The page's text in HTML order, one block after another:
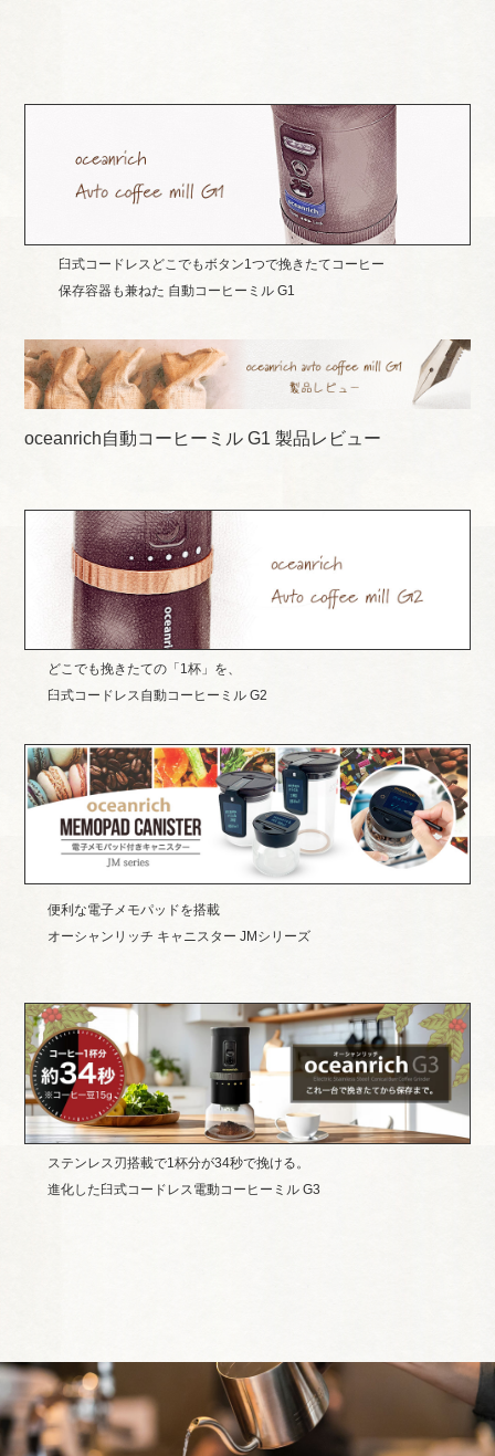
臼式コードレスどこでもボタン1つで挽きたてコーヒー
保存容器も兼ねた 自動コーヒーミル G1
oceanrich自動コーヒーミル G1 製品レビュー
どこでも挽きたての「1杯」を、
臼式コードレス自動コーヒーミル G2
便利な電子メモパッドを搭載
オーシャンリッチ キャニスター JMシリーズ
ステンレス刃搭載で1杯分が34秒で挽ける。
進化した臼式コードレス電動コーヒーミル G3